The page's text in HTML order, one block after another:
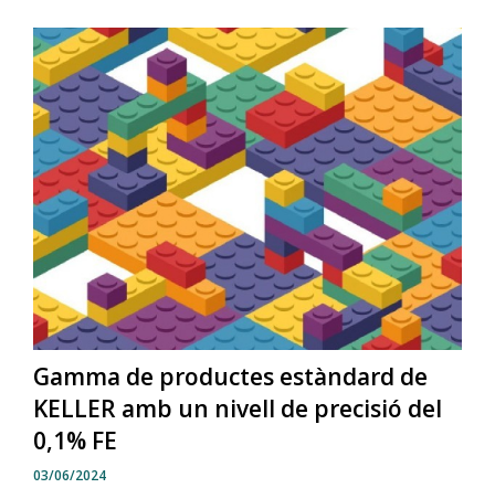
Gamma de productes estàndard de
KELLER amb un nivell de precisió del
0,1% FE
03/06/2024